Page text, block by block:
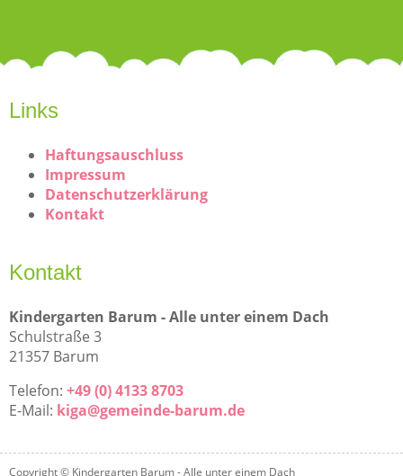
Links
Haftungsauschluss
Impressum
Datenschutzerklärung
Kontakt
Kontakt
Kindergarten Barum - Alle unter einem Dach
Schulstraße 3
21357 Barum
Telefon: +49 (0) 4133 8703
E-Mail: kiga@gemeinde-barum.de
Copyright © Kindergarten Barum - Alle unter einem Dach